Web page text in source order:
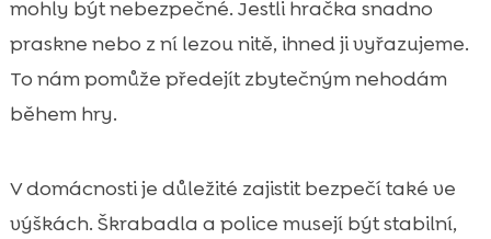
mohly být nebezpečné. Jestli hračka snadno
praskne nebo z ní lezou nitě, ihned ji vyřazujeme.
To nám pomůže předejít zbytečným nehodám
během hry.
V domácnosti je důležité zajistit bezpečí také ve
výškách. Škrabadla a police musejí být stabilní,